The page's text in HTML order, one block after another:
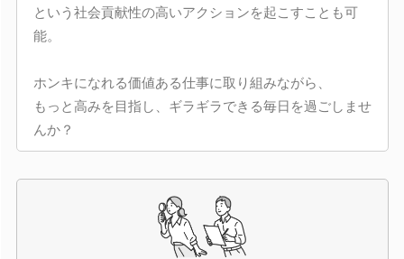
という社会貢献性の高いアクションを起こすことも可
能。
ホンキになれる価値ある仕事に取り組みながら、
もっと高みを目指し、ギラギラできる毎日を過ごしませ
んか？